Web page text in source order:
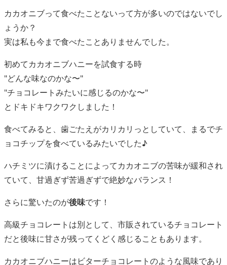
カカオニブって食べたことないって方が多いのではないでし
ょうか？
実は私も今まで食べたことありませんでした。
初めてカカオニブハニーを試食する時
"どんな味なのかな〜"
"チョコレートみたいに感じるのかな〜"
とドキドキワクワクしました！
食べてみると、歯ごたえがカリカリっとしていて、まるでチ
ョコチップを食べているみたいでした♪
ハチミツに漬けることによってカカオニブの苦味が緩和され
ていて、甘過ぎず苦過ぎずで絶妙なバランス！
さらに驚いたのが後味です！
高級チョコレートは別として、市販されているチョコレート
だと後味に甘さが残ってくどく感じることもあります。
カカオニブハニーはビターチョコレートのような風味であり